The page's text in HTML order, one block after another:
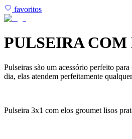
favoritos
PULSEIRA
Pulseiras são um acessório perfeito
dia, elas atendem perfeitamente
Pulseira 3x1 com elos groumet lisos